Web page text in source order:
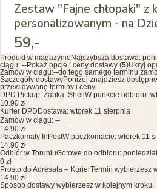
Zestaw "Fajne chłopaki" z
personalizowanym - na
59,-
Produkt w magazynieNajszybsza dostawa:
ciągu: --Pokaż opcje i ceny dostawy (5)Ukryj
Zamów w ciągu:--do tego samego terminu
Szczegóły dostawyPoniżej znajdziesz
przewidywane terminy i ceny.
DPD Pickup, Żabka, ShellW punkcie odbioru:
10.90 zł
Kurier DPDDostawa: wtorek 11 sierpnia
Zamów w ciągu: --
14.90 zł
Paczkomaty InPostW paczkomacie: wtorek 11
14.90 zł
Odbiór w ToruniuGotowe do odbioru:
0 zł
Prosto do Adresata – KurierTermin wybierzesz
14.90 zł
Sposób dostawy wybierzesz w kolejnym kroku.